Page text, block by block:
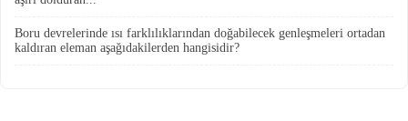
Boru devrelerinde ısı farklılıklarından doğabilecek genleşmeleri ortadan
kaldıran eleman aşağıdakilerden hangisidir?